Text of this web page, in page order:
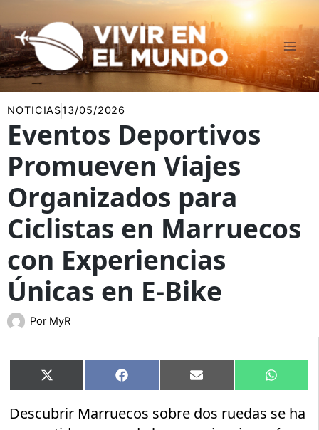
al
contenido
NOTICIAS13/05/2026
Eventos Deportivos
Promueven Viajes
Organizados para
Ciclistas en Marruecos
con Experiencias
Únicas en E-Bike
Por MyR
Compartir
en
X
(Twitter)
Compartir
en
Facebook Compartir
en
Email
en
Descubrir Marruecos sobre dos ruedas se ha